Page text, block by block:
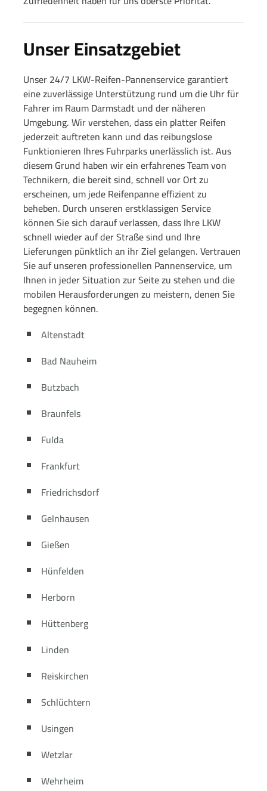
Unser Einsatzgebiet
Unser 24/7 LKW-Reifen-Pannenservice garantiert
eine zuverlässige Unterstützung rund um die Uhr für
Fahrer im Raum Darmstadt und der näheren
Umgebung. Wir verstehen, dass ein platter Reifen
jederzeit auftreten kann und das reibungslose
Funktionieren Ihres Fuhrparks unerlässlich ist. Aus
diesem Grund haben wir ein erfahrenes Team von
Technikern, die bereit sind, schnell vor Ort zu
erscheinen, um jede Reifenpanne effizient zu
beheben. Durch unseren erstklassigen Service
können Sie sich darauf verlassen, dass Ihre LKW
schnell wieder auf der Straße sind und Ihre
Lieferungen pünktlich an ihr Ziel gelangen. Vertrauen
Sie auf unseren professionellen Pannenservice, um
Ihnen in jeder Situation zur Seite zu stehen und die
mobilen Herausforderungen zu meistern, denen Sie
begegnen können.
Altenstadt
Bad Nauheim
Butzbach
Braunfels
Fulda
Frankfurt
Friedrichsdorf
Gelnhausen
Gießen
Hünfelden
Herborn
Hüttenberg
Linden
Reiskirchen
Schlüchtern
Usingen
Wetzlar
Wehrheim